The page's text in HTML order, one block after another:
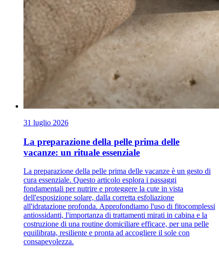
31 luglio 2026
La preparazione della pelle prima delle
vacanze: un rituale essenziale
La preparazione della pelle prima delle vacanze è un gesto di
cura essenziale. Questo articolo esplora i passaggi
fondamentali per nutrire e proteggere la cute in vista
dell'esposizione solare, dalla corretta esfoliazione
all'idratazione profonda. Approfondiamo l'uso di fitocomplessi
antiossidanti, l'importanza di trattamenti mirati in cabina e la
costruzione di una routine domiciliare efficace, per una pelle
equilibrata, resiliente e pronta ad accogliere il sole con
consapevolezza.